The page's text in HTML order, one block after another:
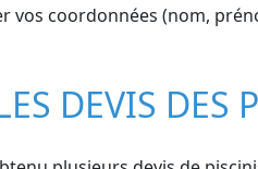
vos coordonnées (nom,
DEVIS DES